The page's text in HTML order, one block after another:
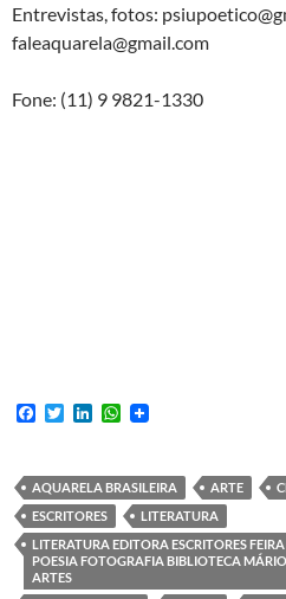
Entrevistas, fotos:
faleaquarela@gmail.com
Fone: (11) 9 9821-1330
F
b
o
o
k
T
t
e
r
e
d
I
n
W
s
A
p
p
AQUARELA BRASILEIRA ARTE
ESCRITORES
LITERATURA
LITERATURA EDITORA ESCRITORES
POESIA FOTOGRAFIA BIBLIOTECA
ARTES